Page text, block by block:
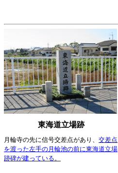
東海道立場跡
月輪寺の先に信号交差点があり、 交差点
を渡った左手の月輪池の前に東海道立場
跡碑が建っている。